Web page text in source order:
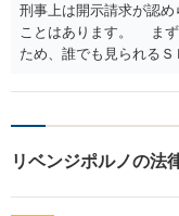
刑事上は開示請求が認
ことはあります。 まず
ため、誰でも見られる
そのため、民事上、
れ、同請求にはTikTok（
リベンジポルノの法